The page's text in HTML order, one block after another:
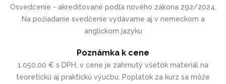
Osvedčenie - akreditované podľa nového zákona 292/2024.
Na požiadanie svedčenie vydávame aj v nemeckom a
anglickom jazyku
Poznámka k cene
1.050,00 € s DPH, v cene je zahrnutý všetok materiál na
teoretickú aj praktickú výučbu. Poplatok za kurz sa môže